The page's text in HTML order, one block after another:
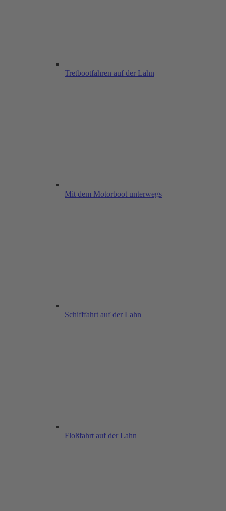
Tretbootfahren auf der Lahn
Mit dem Motorboot unterwegs
Schifffahrt auf der Lahn
Floßfahrt auf der Lahn